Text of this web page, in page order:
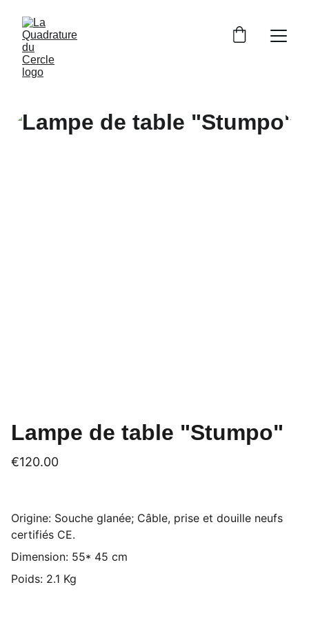
Lampe de table "Stumpo"
€120.00
Origine: Souche glanée; Câble, prise et douille neufs
certifiés CE.
Dimension: 55* 45 cm
Poids: 2.1 Kg